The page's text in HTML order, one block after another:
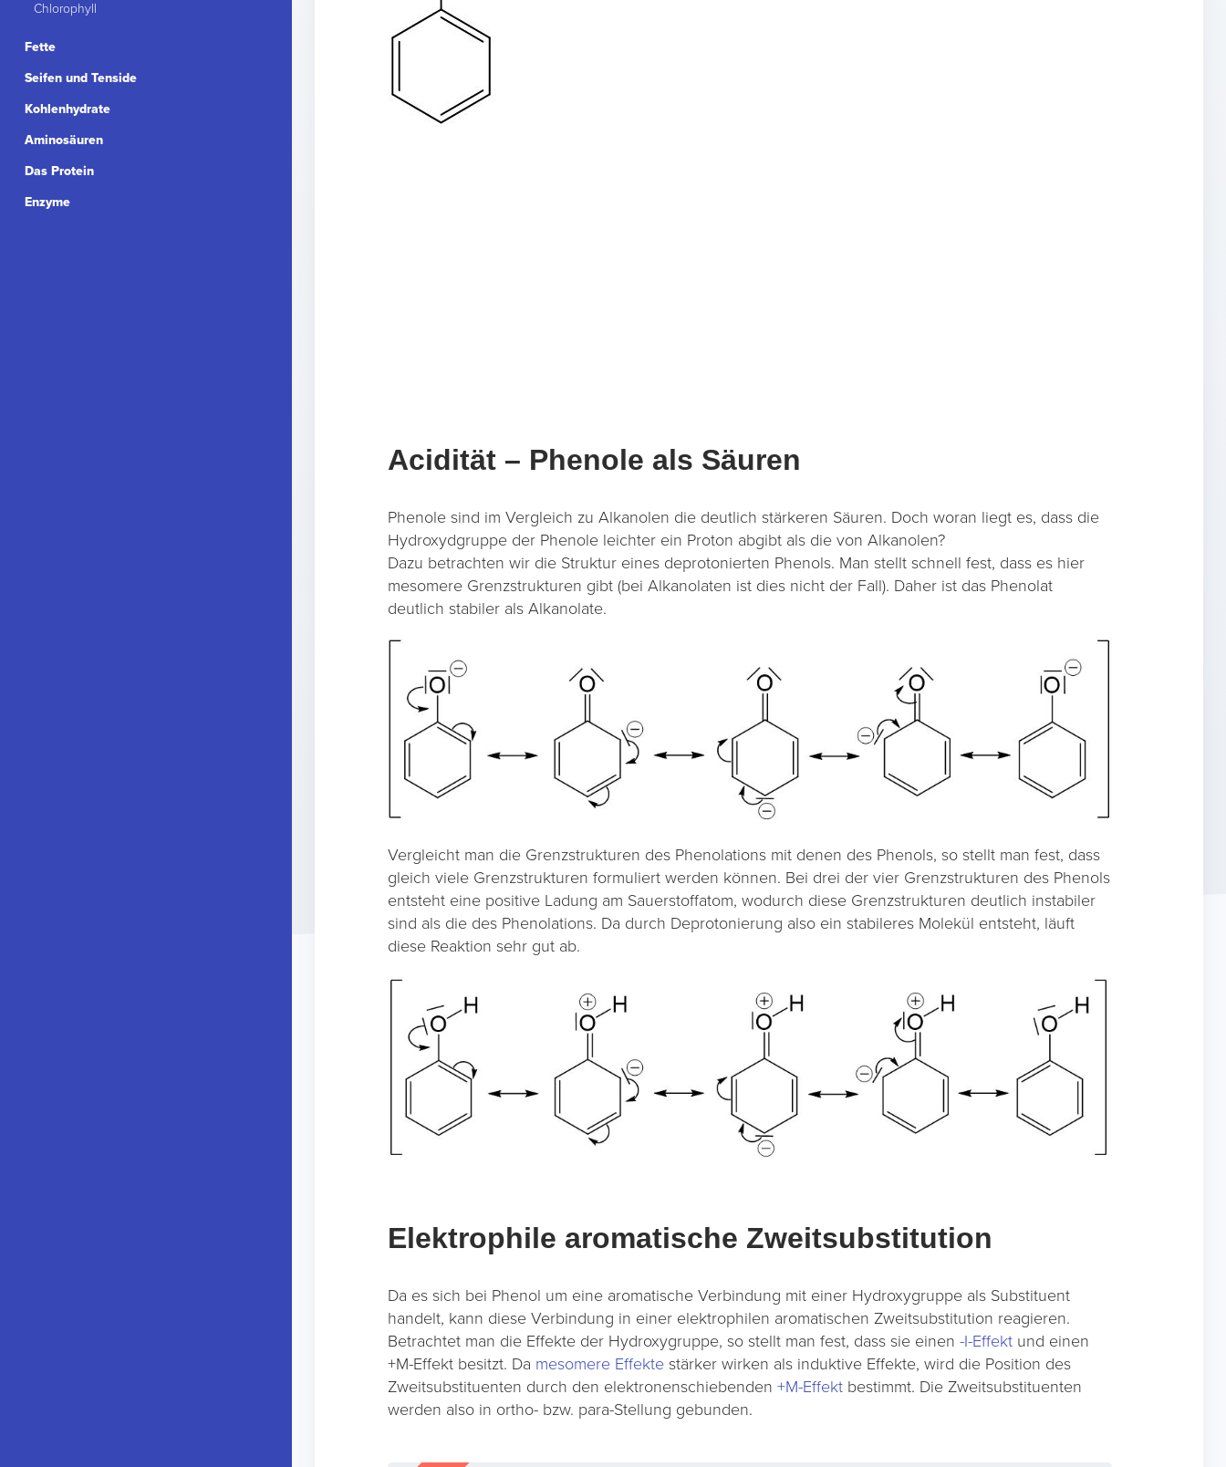
Acidität – Phenole als Säuren
Phenole sind im Vergleich zu Alkanolen die deutlich stärkeren Säuren. Doch woran liegt es, dass die
Hydroxydgruppe der Phenole leichter ein Proton abgibt als die von Alkanolen?
Dazu betrachten wir die Struktur eines deprotonierten Phenols. Man stellt schnell fest, dass es hier
mesomere Grenzstrukturen gibt (bei Alkanolaten ist dies nicht der Fall). Daher ist das Phenolat
deutlich stabiler als Alkanolate.
Vergleicht man die Grenzstrukturen des Phenolations mit denen des Phenols, so stellt man fest, dass
gleich viele Grenzstrukturen formuliert werden können. Bei drei der vier Grenzstrukturen des Phenols
entsteht eine positive Ladung am Sauerstoffatom, wodurch diese Grenzstrukturen deutlich instabiler
sind als die des Phenolations. Da durch Deprotonierung also ein stabileres Molekül entsteht, läuft
diese Reaktion sehr gut ab.
Elektrophile aromatische Zweitsubstitution
Da es sich bei Phenol um eine aromatische Verbindung mit einer Hydroxygruppe als Substituent
handelt, kann diese Verbindung in einer elektrophilen aromatischen Zweitsubstitution reagieren.
Betrachtet man die Effekte der Hydroxygruppe, so stellt man fest, dass sie einen -I-Effekt und einen
+M-Effekt besitzt. Da mesomere Effekte stärker wirken als induktive Effekte, wird die Position des
Zweitsubstituenten durch den elektronenschiebenden +M-Effekt bestimmt. Die Zweitsubstituenten
werden also in ortho- bzw. para-Stellung gebunden.
Chlorophyll
Fette
Seifen und Tenside
Kohlenhydrate
Aminosäuren
Das Protein
Enzyme